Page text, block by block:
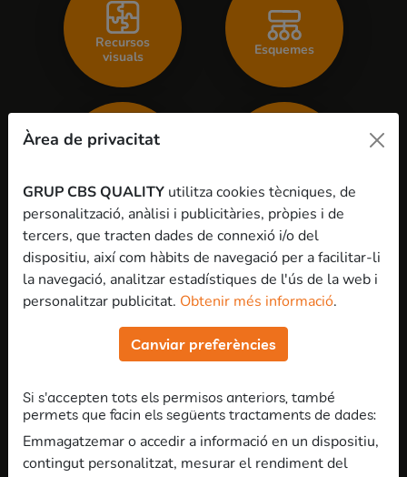
Recursos
visuals
Esquemes
d’oposicions
Activitats
Preguntes i
respostes
A l’acadèmia Opositar és fàcil donem una importància vital
als recursos d’oposicions, perquèés una de les claus del
nostremètode. Per això, dins el nostre equip, tenim
Àrea de privacitat
GRUP CBS QUALITY utilitza cookies tècniques, de
personalització, anàlisi i publicitàries, pròpies i de
tercers, que tracten dades de connexió i/o del
dispositiu, així com hàbits de navegació per a facilitar-li
la navegació, analitzar estadístiques de l'ús de la web i
personalitzar publicitat. Obtenir més informació.
Canviar preferències
Si s'accepten tots els permisos anteriors, també
permets que facin els següents tractaments de dades:
Emmagatzemar o accedir a informació en un dispositiu,
contingut personalitzat, mesurar el rendiment del